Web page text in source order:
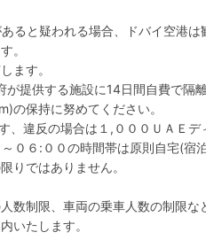
ると疑われる場合、ドバイ空港
。
ます。
提供する施設に14日間自費で隔
の保持に努めてください。
、違反の場合は１,０００ＵＡＥ
０６:００の時間帯は原則自宅(宿
りではありません。
数制限、車両の乗車人数の制限
いたします。